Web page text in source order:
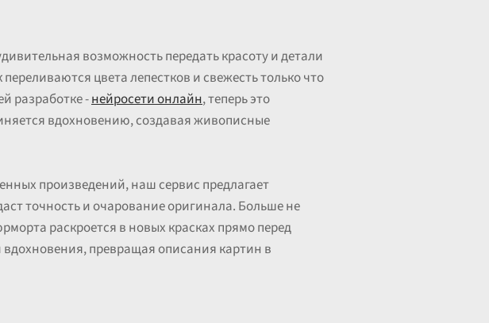
возможность передать красоту и детали
цвета лепестков и свежесть только что
разработке -нейросети онлайн, теперь это
вдохновению, создавая живописные
произведений, наш сервис предлагает
точность и очарование оригинала. Больше не
раскроется в новых красках прямо перед
превращая описания картин в